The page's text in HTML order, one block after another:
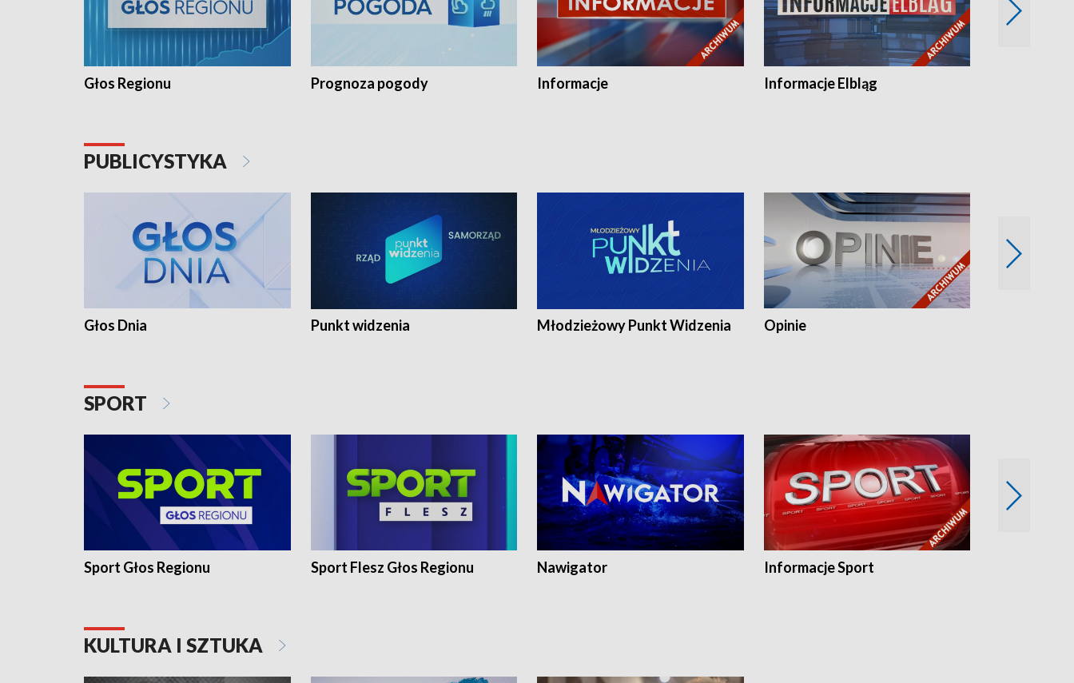
Głos Regionu Prognoza pogody Informacje Informacje Elbląg
PUBLICYSTYKA
Głos Dnia Punkt widzenia Młodzieżowy Punkt Widzenia Opinie
SPORT
Sport Głos Regionu Sport Flesz Głos Regionu Nawigator Informacje Sport
KULTURA I SZTUKA